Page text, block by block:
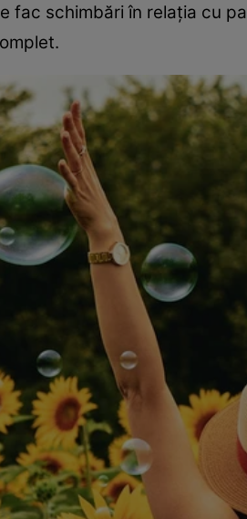
fac schimbări în relația cu